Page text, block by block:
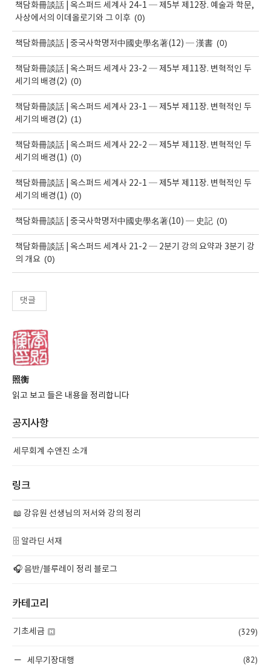
책담화冊談話 | 옥스퍼드 세계사 24-1 ─ 제5부 제12장. 예술과 학문,
사상에서의 이데올로기와 그 이후 (0)
책담화冊談話 | 중국사학명저中國史學名著(12) ─ 漢書 (0)
책담화冊談話 | 옥스퍼드 세계사 23-2 ─ 제5부 제11장. 변혁적인 두
세기의 배경(2) (0)
책담화冊談話 | 옥스퍼드 세계사 23-1 ─ 제5부 제11장. 변혁적인 두
세기의 배경(2) (1)
책담화冊談話 | 옥스퍼드 세계사 22-2 ─ 제5부 제11장. 변혁적인 두
세기의 배경(1) (0)
책담화冊談話 | 옥스퍼드 세계사 22-1 ─ 제5부 제11장. 변혁적인 두
세기의 배경(1) (0)
책담화冊談話 | 중국사학명저中國史學名著(10) ─ 史記 (0)
책담화冊談話 | 옥스퍼드 세계사 21-2 ─ 2분기 강의 요약과 3분기 강
의 개요 (0)
댓글
照衡
읽고 보고 들은 내용을 정리합니다
공지사항
세무회계 수앤진 소개
링크
📖 강유원 선생님의 저서와 강의 정리
🗄️ 알라딘 서재
🎧 음반/블루레이 정리 블로그
카테고리
기초세금 (329)
세무기장대행 (82)